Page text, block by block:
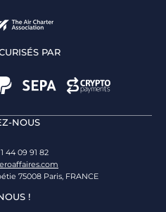
PAR
NOUS
44 09 91 82
75008 Paris, FRANCE
!